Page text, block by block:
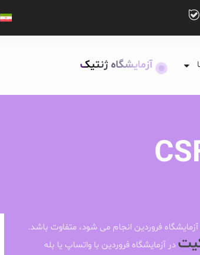
آزمایشگاه ژنتیک
فروردین انجام می شود، متفاوت باشد.
در آزمایشگاه فروردین با واتساپ یا بله